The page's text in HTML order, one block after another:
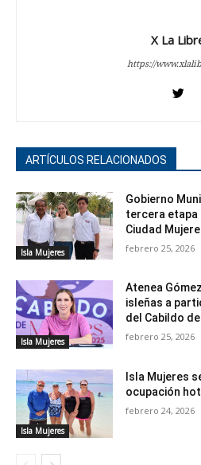
X La
https://
ARTÍCULOS RELACIONADOS
Isla Mujeres
Gobierno
tercera etapa
Ciudad
febrero 25, 2026
Isla Mujeres
Atenea
isleñas a
del Cabildo
febrero 25, 2026
Isla Mujeres
Isla Mujeres
ocupación
febrero 24, 2026